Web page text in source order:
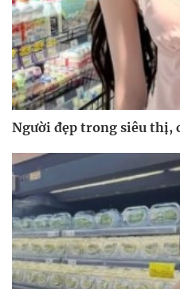
Người đẹp trong siêu thị,